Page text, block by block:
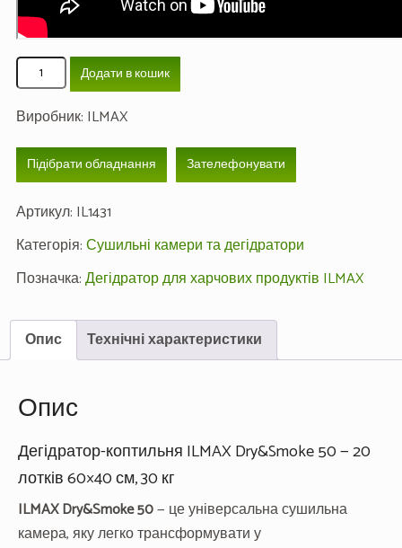
Додати в кошик
Виробник: ILMAX
Підібрати обладнання Зателефонувати
Артикул: IL1431
Категорія:Сушильні камери та дегідратори
Позначка:Дегідратор для харчових продуктів ILMAX
Опис Технічні характеристики
Опис
Дегідратор-коптильня ILMAX Dry&Smoke 50 — 20
лотків 60×40 см, 30 кг
ILMAX Dry&Smoke 50— це універсальна сушильна
камера, яку легко трансформувати у